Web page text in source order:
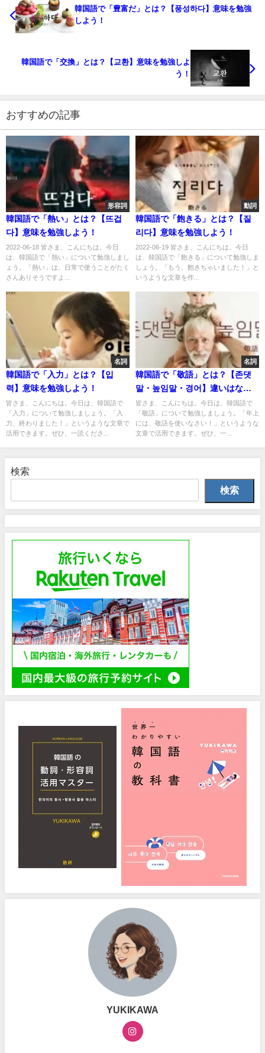
韓国語で「豊富だ」とは？【풍성하다】意味を勉強
しよう！
韓国語で「交換」とは？【교환】意味を勉強しよ
う！
おすすめの記事
形容詞
韓国語で「熱い」とは？【뜨겁
다】意味を勉強しよう！
2022-06-18 皆さま、こんにちは。今日
は、韓国語で「熱い」について勉強しまし
ょう。「熱い」は、日常で使うことがたく
さんありそうですよ...
動詞
韓国語で「飽きる」とは？【질
리다】意味を勉強しよう！
2022-06-19 皆さま、こんにちは。今日
は、韓国語で「飽きる」について勉強しま
しょう。「もう、飽きちゃいました！」と
いうような文章を作...
名詞
韓国語で「入力」とは？【입
력】意味を勉強しよう！
皆さま、こんにちは。今日は、韓国語で
「入力」について勉強しましょう。「入
力、終わりました！」というような文章で
活用できます。ぜひ、一読くださ...
名詞
韓国語で「敬語」とは？【존댓
말・높임말・경어】違いはな
に？
皆さま、こんにちは。今日は、韓国語で
「敬語」について勉強しましょう。「年上
には、敬語を使いなさい！」というような
文章で活用できます。ぜひ、一...
検索
検索
YUKIKAWA